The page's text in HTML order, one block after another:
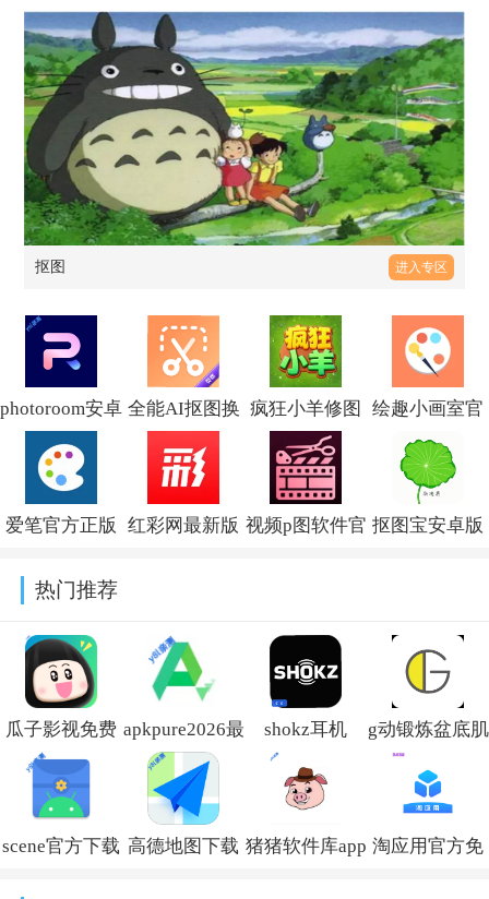
件大全
抠图 进入专区
photoroom安卓
版v2026.30.02
全能AI抠图换
背景专业版
疯狂小羊修图
官方正版下载
v1.2
绘趣小画室官
方下载安卓版
v1.0.1
爱笔官方正版
红彩网最新版 视频p图软件官 抠图宝安卓版
热门推荐
瓜子影视免费
下载2026官方
最新版v3.0.4.8
apkpure2026最
新版本
v3.20.75
shokz耳机
appv5.9.2最新
版
g动锻炼盆底肌
appv6.1.3最新
版
scene官方下载 高德地图下载 猪猪软件库app 淘应用官方免